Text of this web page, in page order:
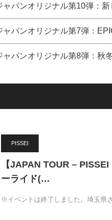
ャパンオリジナル第10弾：
ャパンオリジナル第7弾：
ャパンオリジナル第8弾：
PISSEI
【JAPAN TOUR –
ーライド(…
※イベントは終了しました。埼玉県